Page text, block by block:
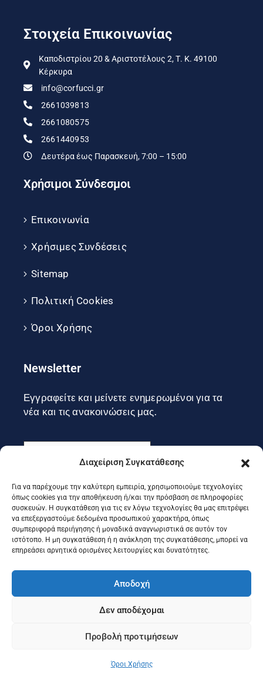
Διαχείριση Συγκατάθεσης
Για να παρέχουμε την καλύτερη εμπειρία, χρησιμοποιούμε τεχνολογίες
όπως cookies για την αποθήκευση ή/και την πρόσβαση σε πληροφορίες
συσκευών. Η συγκατάθεση για τις εν λόγω τεχνολογίες θα μας επιτρέψει
να επεξεργαστούμε δεδομένα προσωπικού χαρακτήρα, όπως
συμπεριφορά περιήγησης ή μοναδικά αναγνωριστικά σε αυτόν τον
ιστότοπο. Η μη συγκατάθεση ή η ανάκληση της συγκατάθεσης, μπορεί να
επηρεάσει αρνητικά ορισμένες λειτουργίες και δυνατότητες.
Αποδοχή
Δεν αποδέχομαι
Προβολή προτιμήσεων
Όροι Χρήσης
Στοιχεία Επικοινωνίας
Καποδιστρίου 20 & Αριστοτέλους 2, Τ. Κ. 49100
Κέρκυρα
info@corfucci.gr
2661039813
2661080575
2661440953
Δευτέρα έως Παρασκευή, 7:00 – 15:00
Χρήσιμοι Σύνδεσμοι
Επικοινωνία
Χρήσιμες Συνδέσεις
Sitemap
Πολιτική Cookies
Όροι Χρήσης
Newsletter
Εγγραφείτε και μείνετε ενημερωμένοι για τα
νέα και τις ανακοινώσεις μας.
Εγγραφή
Ακολουθήστε μας στα social
©2025 Portal Επιμελητηρίου Κέρκυρας, Designed & Developed